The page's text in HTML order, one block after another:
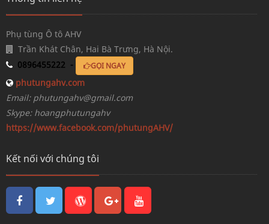
Phụ tùng Ô tô AHV
Trần Khát Chân, Hai Bà Trưng, Hà Nội.
0896455222 -
GỌI NGAY
phutungahv.com
Email: phutungahv@gmail.com
Skype: hoangphutungahv
https://www.facebook.com/phutungAHV/
Kết nối với chúng tôi